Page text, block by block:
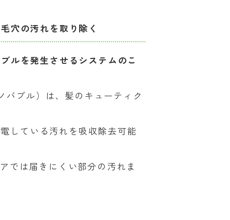
穴の汚れを取り除く
ルを発生させるシステムのこ
ブル）は、髪のキューティク
している汚れを吸収除去可能
では届きにくい部分の汚れま